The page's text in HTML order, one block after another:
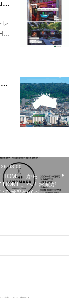
アーティストトーク＆ 朗読会 中﨑透「Sunny Day Light /ハルとテル」開催！
レ
『六甲ミーツ・アート 芸術散歩 2023beyond』開催中。
03:00
HOME」から
HOME」へ！お家が
る音楽やイベン…